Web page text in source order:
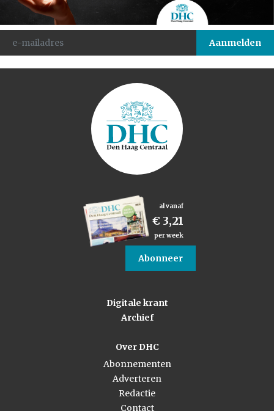
al vanaf
€ 3,21
per week
Abonneer
Digitale krant
Archief
Over DHC
Abonnementen
Adverteren
Redactie
Contact